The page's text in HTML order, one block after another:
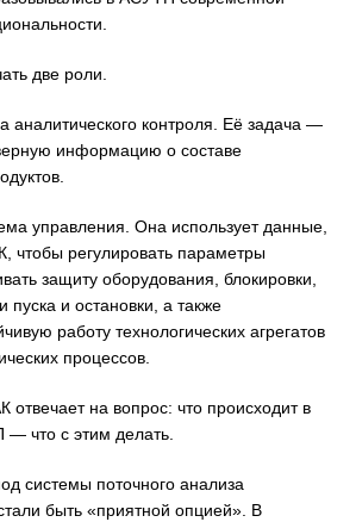
две роли.
аналитического контроля. Её задача —
информацию о составе
управления. Она использует данные,
чтобы регулировать параметры
защиту оборудования, блокировки,
пуска и остановки, а также
работу технологических агрегатов
процессов.
на вопрос: что происходит в
что с этим делать.
системы поточного анализа
быть «приятной опцией». В